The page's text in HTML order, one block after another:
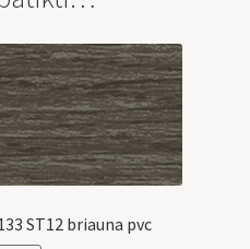
ST12 briauna pvc